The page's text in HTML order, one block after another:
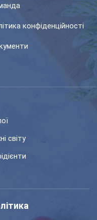
конфіденційності
світу